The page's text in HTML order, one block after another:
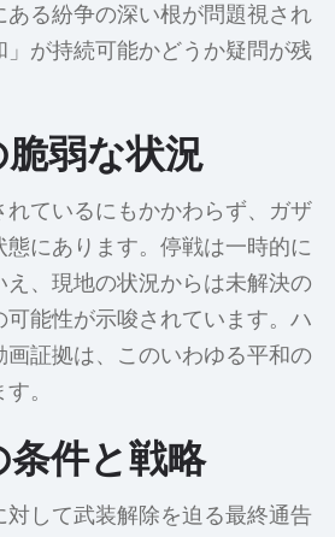
ある紛争の深い根が問題視され
」が持続可能かどうか疑問が残
弱な状況
れているにもかかわらず、ガザ
にあります。停戦は一時的に
、現地の状況からは未解決の
可能性が示唆されています。ハ
証拠は、このいわゆる平和の
。
条件と戦略
対して武装解除を迫る最終通告